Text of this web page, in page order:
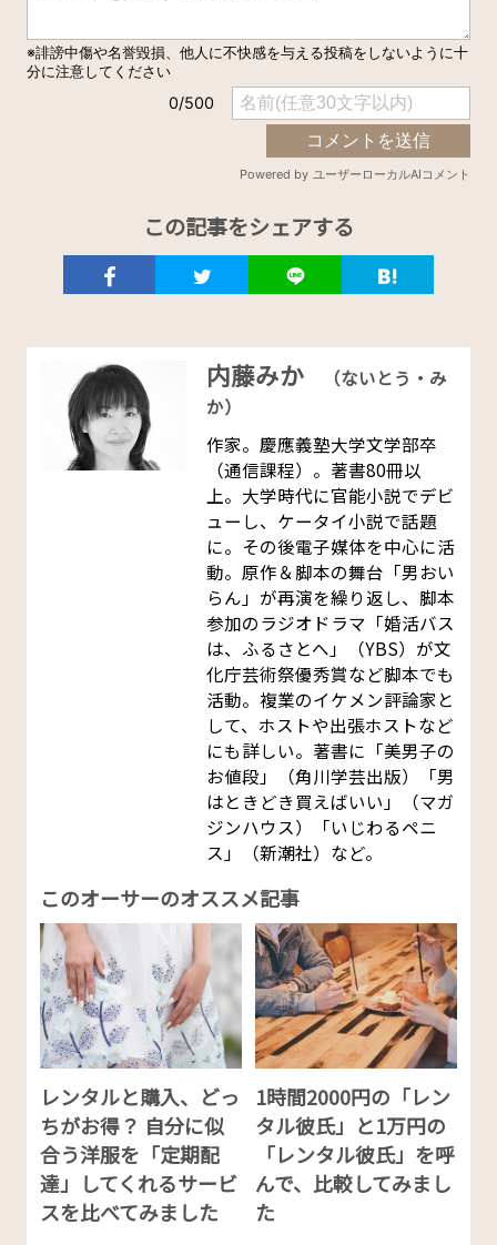
この記事をシェアする
内藤みか
（ないとう・み
か）
作家。慶應義塾大学文学部卒
（通信課程）。著書80冊以
上。大学時代に官能小説でデビ
ューし、ケータイ小説で話題
に。その後電子媒体を中心に活
動。原作＆脚本の舞台「男おい
らん」が再演を繰り返し、脚本
参加のラジオドラマ「婚活バス
は、ふるさとへ」（YBS）が文
化庁芸術祭優秀賞など脚本でも
活動。複業のイケメン評論家と
して、ホストや出張ホストなど
にも詳しい。著書に「美男子の
お値段」（角川学芸出版）「男
はときどき買えばいい」（マガ
ジンハウス）「いじわるペニ
ス」（新潮社）など。
このオーサーのオススメ記事
レンタルと購入、どっ
ちがお得？ 自分に似
合う洋服を「定期配
達」してくれるサービ
スを比べてみました
1時間2000円の「レン
タル彼氏」と1万円の
「レンタル彼氏」を呼
んで、比較してみまし
た